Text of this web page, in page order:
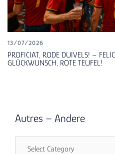
13/07/2026
PROFICIAT, RODE DUIVELS! –
GLÜCKWUNSCH, ROTE TEUFEL!
Autres – Andere